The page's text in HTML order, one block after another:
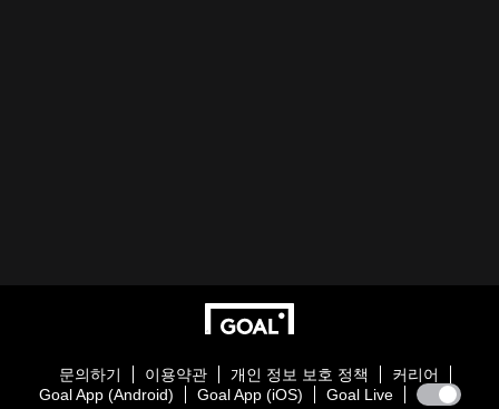
문의하기 이용약관 개인 정보 보호 정책
커리어
Goal App (Android)
Goal App (iOS) Goal Live